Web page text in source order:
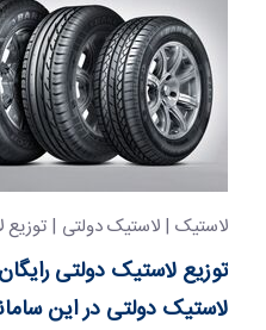
لاستیک | لاستیک دولتی | توزیع
توزیع لاستیک دولتی
لاستیک دولتی در این